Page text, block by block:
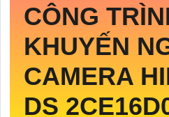
CÔNG
KHUYẾN
CAMERA
DS